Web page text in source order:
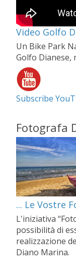
Video Golfo
Un Bike Park
Golfo Dianese,
Subscribe
Fotografa
... Le Vostre
L'iniziativa
possibilità di
realizzazione
Diano Marina.